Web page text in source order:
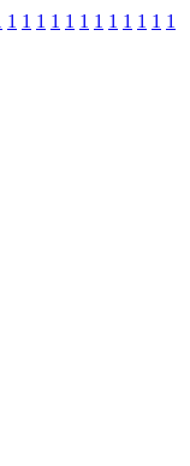
1 1 1 1 1 1 1 1 1 1 1 1